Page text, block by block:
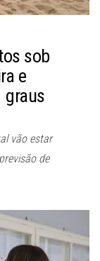
sob
e
graus
vão estar
de